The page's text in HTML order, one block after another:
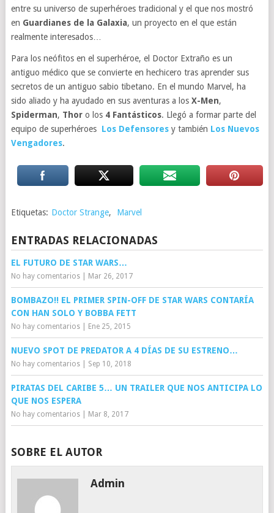
entre su universo de superhéroes tradicional y el que nos mostró
en Guardianes de la Galaxia, un proyecto en el que están
realmente interesados…
Para los neófitos en el superhéroe, el Doctor Extraño es un
antiguo médico que se convierte en hechicero tras aprender sus
secretos de un antiguo sabio tibetano. En el mundo Marvel, ha
sido aliado y ha ayudado en sus aventuras a los X-Men,
Spiderman, Thoro los 4 Fantásticos. Llegó a formar parte del
equipo de superhéroes Los Defensores y también Los Nuevos
Vengadores.
Etiquetas: Doctor Strange, Marvel
ENTRADAS RELACIONADAS
EL FUTURO DE STAR WARS…
No hay comentarios| Mar 26, 2017
BOMBAZO!! EL PRIMER SPIN-OFF DE STAR WARS CONTARÍA
CON HAN SOLO Y BOBBA FETT
No hay comentarios| Ene 25, 2015
NUEVO SPOT DE PREDATOR A 4 DÍAS DE SU ESTRENO…
No hay comentarios| Sep 10, 2018
PIRATAS DEL CARIBE 5… UN TRAILER QUE NOS ANTICIPA LO
QUE NOS ESPERA
No hay comentarios| Mar 8, 2017
SOBRE EL AUTOR
Admin